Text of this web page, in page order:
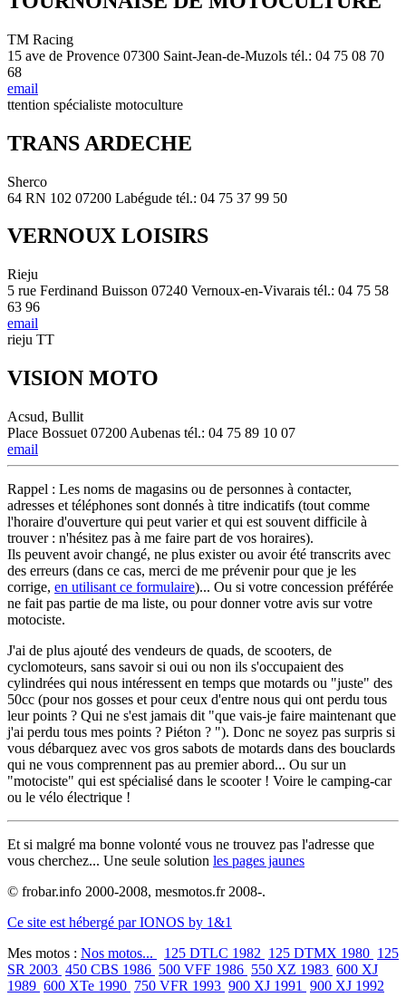
TM Racing
15 ave de Provence 07300 Saint-Jean-de-Muzols tél.: 04 75 08 70
68
email
ttention spécialiste motoculture
TRANS ARDECHE
Sherco
64 RN 102 07200 Labégude tél.: 04 75 37 99 50
VERNOUX LOISIRS
Rieju
5 rue Ferdinand Buisson 07240 Vernoux-en-Vivarais tél.: 04 75 58
63 96
email
rieju TT
VISION MOTO
Acsud, Bullit
Place Bossuet 07200 Aubenas tél.: 04 75 89 10 07
email
Rappel : Les noms de magasins ou de personnes à contacter,
adresses et téléphones sont donnés à titre indicatifs (tout comme
l'horaire d'ouverture qui peut varier et qui est souvent difficile à
trouver : n'hésitez pas à me faire part de vos horaires).
Ils peuvent avoir changé, ne plus exister ou avoir été transcrits avec
des erreurs (dans ce cas, merci de me prévenir pour que je les
corrige, en utilisant ce formulaire)... Ou si votre concession préférée
ne fait pas partie de ma liste, ou pour donner votre avis sur votre
motociste.
J'ai de plus ajouté des vendeurs de quads, de scooters, de
cyclomoteurs, sans savoir si oui ou non ils s'occupaient des
cylindrées qui nous intéressent en temps que motards ou "juste" des
50cc (pour nos gosses et pour ceux d'entre nous qui ont perdu tous
leur points ? Qui ne s'est jamais dit "que vais-je faire maintenant que
j'ai perdu tous mes points ? Piéton ? "). Donc ne soyez pas surpris si
vous débarquez avec vos gros sabots de motards dans des bouclards
qui ne vous comprennent pas au premier abord... Ou sur un
"motociste" qui est spécialisé dans le scooter ! Voire le camping-car
ou le vélo électrique !
Et si malgré ma bonne volonté vous ne trouvez pas l'adresse que
vous cherchez... Une seule solution les pages jaunes
© frobar.info 2000-2008, mesmotos.fr 2008-.
Ce site est hébergé par IONOS by 1&1
Mes motos : Nos motos... 125 DTLC 1982 125 DTMX 1980 125
SR 2003 450 CBS 1986 500 VFF 1986 550 XZ 1983 600 XJ
1989 600 XTe 1990 750 VFR 1993 900 XJ 1991
900 XJ 1992